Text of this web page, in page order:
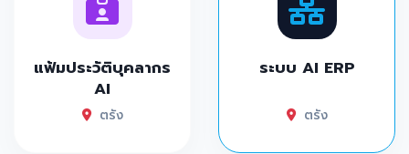
แฟ้มประวัติบุคลากร
AI
ตรัง
ระบบ AI ERP
ตรัง